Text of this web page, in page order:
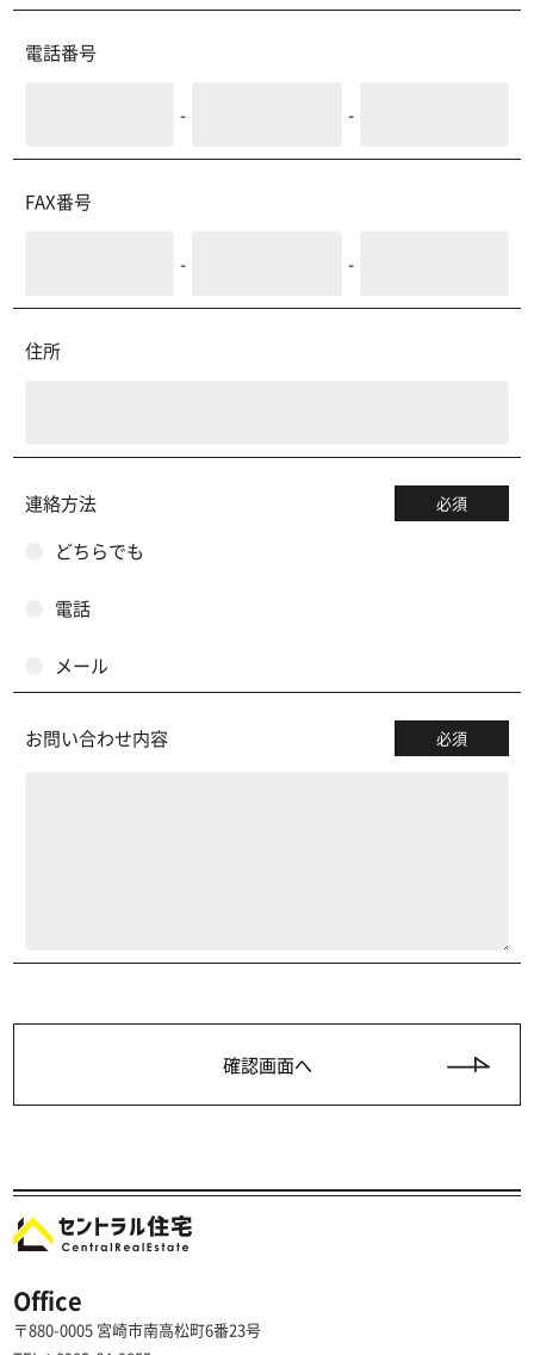
電話番号
- -
FAX番号
- -
住所
連絡方法 必須
どちらでも
電話
メール
お問い合わせ内容 必須
Office
〒880-0005 宮崎市南高松町6番23号